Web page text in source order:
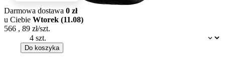
Dostępność:
Darmowa dostawa 0 zł
u Ciebie Wtorek (11.08)
566 , 89 zł/szt.
Do koszyka